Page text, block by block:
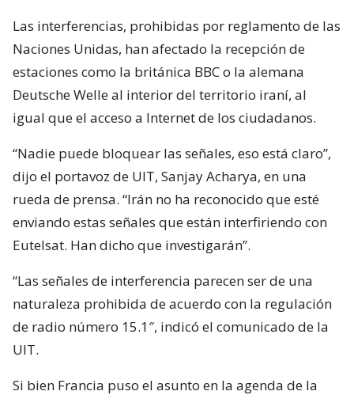
Las interferencias, prohibidas por reglamento de las
Naciones Unidas, han afectado la recepción de
estaciones como la británica BBC o la alemana
Deutsche Welle al interior del territorio iraní, al
igual que el acceso a Internet de los ciudadanos.
“Nadie puede bloquear las señales, eso está claro”,
dijo el portavoz de UIT, Sanjay Acharya, en una
rueda de prensa. “Irán no ha reconocido que esté
enviando estas señales que están interfiriendo con
Eutelsat. Han dicho que investigarán”.
“Las señales de interferencia parecen ser de una
naturaleza prohibida de acuerdo con la regulación
de radio número 15.1″, indicó el comunicado de la
UIT.
Si bien Francia puso el asunto en la agenda de la